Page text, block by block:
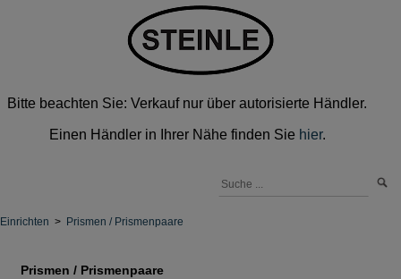
Bitte beachten Sie: Verkauf nur über autorisierte Händler.
Einen Händler in Ihrer Nähe finden Sie hier.
Einrichten > Prismen / Prismenpaare
Prismen / Prismenpaare